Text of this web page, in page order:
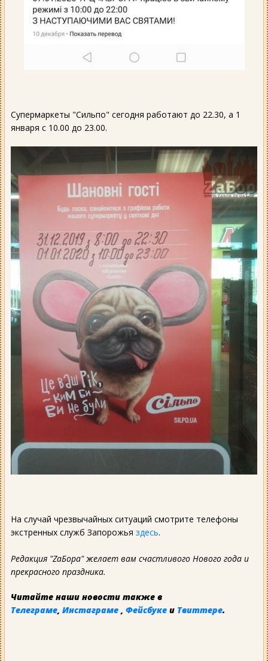
Супермаркеты "Сильпо" сегодня работают до 22.30, а 1
января с 10.00 до 23.00.
На случай чрезвычайных ситуаций смотрите телефоны
экстренных служб Запорожья здесь.
Редакция "ZаБора" желает вам счастливого Нового года и
прекрасного праздника.
Читайте наши новости также в
Телеграме, Инстаграме , Фейсбуке и Твиттере.